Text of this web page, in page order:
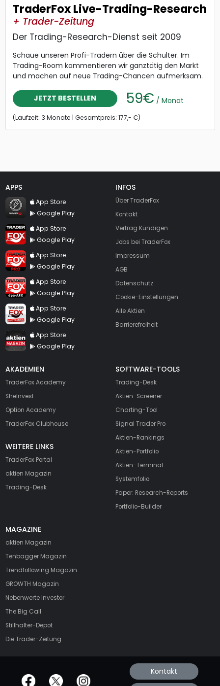
TraderFox Live-Trading-Research
+ Trader-Zeitung
Der Trading-Research-Dienst seit 2009
Schaue unseren Profi-Tradern über die Schulter. Im
Trading-Room kommentieren wir ganztätig den Markt
und machen auf neue Trading-Chancen aufmerksam.
JETZT BESTELLEN 59€ / Monat
(Laufzeit: 3 Monate | Gesamtpreis: 177,- €)
APPS
TraderFox Flash
App Store
Google Play
TraderFox App
App Store
Google Play
TraderFox Pro
App Store
Google Play
TraderFox dpa-AFX ProFeed
App Store
Google Play
TraderFox Live Trading
App Store
Google Play
TraderFox aktien Magazin
App Store
Google Play
INFOS
Über TraderFox
Kontakt
Vertrag Kündigen
Jobs bei TraderFox
Impressum
AGB
Datenschutz
Cookie-Einstellungen
Alle Aktien
Barrierefreiheit
AKADEMIEN
TraderFox Academy
SheInvest
Option Academy
TraderFox Clubhouse
WEITERE LINKS
TraderFox Portal
aktien Magazin
Trading-Desk
SOFTWARE-TOOLS
Trading-Desk
Aktien-Screener
Charting-Tool
Signal Trader Pro
Aktien-Rankings
Aktien-Portfolio
Aktien-Terminal
Systemfolio
Paper: Research-Reports
Portfolio-Builder
MAGAZINE
aktien Magazin
Tenbagger Magazin
Trendfollowing Magazin
GROWTH Magazin
Nebenwerte Investor
The Big Call
Stillhalter-Depot
Die Trader-Zeitung
offizielle Social Media-Accounts Kontakt